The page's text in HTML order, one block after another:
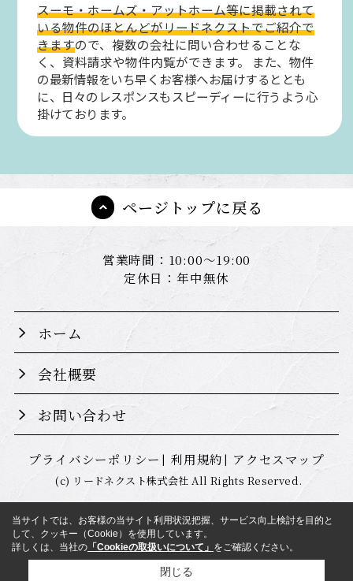
スーモ・ホームズ・アットホーム等に掲載されて
いる物件のほとんどがリードネクストでご紹介で
きますので、複数の会社に問い合わせることな
く、資料請求や物件内覧ができます。
また、物件
の最新情報をいち早くお客様へお届けするととも
に、日々のレスポンスもスピーディーに行うよう心
掛けております。
ページトップに戻る
営業時間：10:00～19:00
定休日：年中無休
ホーム
会社概要
お問い合わせ
プライバシーポリシー 利用規約 アクセスマップ
(c) リードネクスト株式会社 All Rights Reserved.
当サイトでは、お客様の当サイト利用状況把握、サービス向上検討を目的と
して、クッキー（Cookie）を使用しています。
詳しくは、当社の 「Cookieの取扱いについて」 をご確認ください。
閉じる